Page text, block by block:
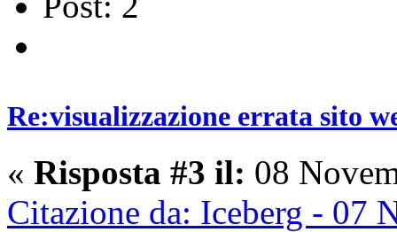
Re:visualizzazione errata sito
« Risposta #3 il: 08
Citazione da: Iceberg - 07